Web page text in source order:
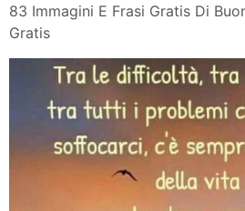
83 Immagini E Frasi Gratis Di
Gratis